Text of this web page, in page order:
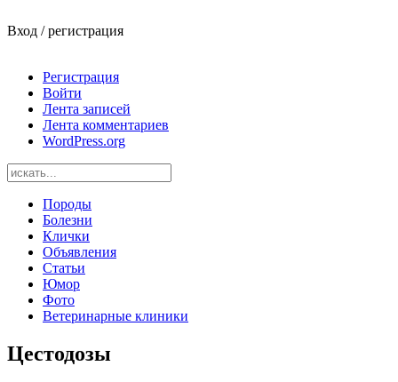
Вход / регистрация
Регистрация
Войти
Лента записей
Лента комментариев
WordPress.org
Породы
Болезни
Клички
Объявления
Статьи
Юмор
Фото
Ветеринарные клиники
Цестодозы